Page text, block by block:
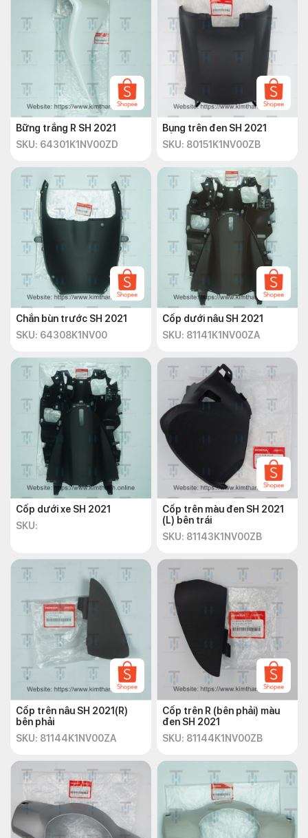
Bững trắng R SH 2021
SKU: 64301K1NV00ZD
Bụng trên đen SH 2021
SKU: 80151K1NV00ZB
Chắn bùn trước SH 2021
SKU: 64308K1NV00
Cốp dưới nâu SH 2021
SKU: 81141K1NV00ZA
Cốp dưới xe SH 2021
SKU:
Cốp trên màu đen SH 2021
(L) bên trái
SKU: 81143K1NV00ZB
Cốp trên nâu SH 2021(R)
bên phải
SKU: 81144K1NV00ZA
Cốp trên R (bên phải) màu
đen SH 2021
SKU: 81144K1NV00ZB